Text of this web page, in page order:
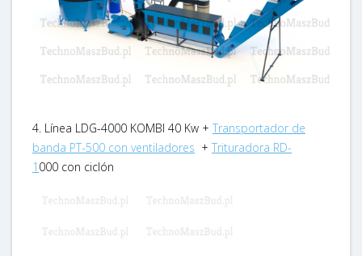
4. Línea LDG-4000 KOMBI 40 Kw + Transportador de
banda PT-500 con ventiladores + Trituradora RD-
1 000 con ciclón